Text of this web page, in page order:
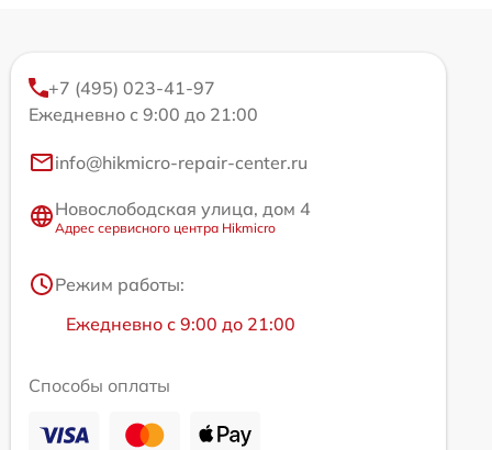
+7 (495) 023-41-97
Ежедневно с 9:00 до 21:00
info@hikmicro-repair-center.ru
Новослободская улица, дом 4
Адрес сервисного центра Hikmicro
Режим работы:
Ежедневно с 9:00 до 21:00
Способы оплаты